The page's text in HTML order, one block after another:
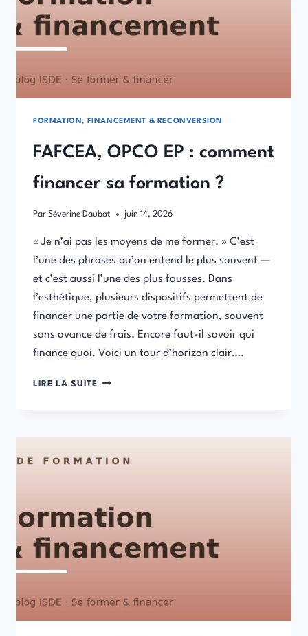
AVOIR)
FORMATION, FINANCEMENT & RECONVERSION
FAFCEA, OPCO EP : comment
financer sa formation ?
Par Séverine Daubat juin 14, 2026
« Je n’ai pas les moyens de me former. » C’est
l’une des phrases qu’on entend le plus souvent —
et c’est aussi l’une des plus fausses. Dans
l’esthétique, plusieurs dispositifs permettent de
financer une partie de votre formation, souvent
sans avance de frais. Encore faut-il savoir qui
finance quoi. Voici un tour d’horizon clair….
LIRE LA SUITEFAFCEA,
COMMENT